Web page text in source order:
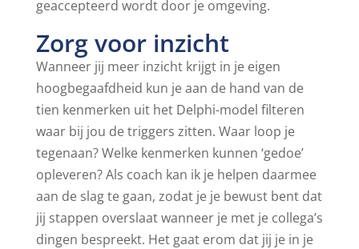
geaccepteerd wordt door je omgeving.
Zorg voor inzicht
Wanneer jij meer inzicht krijgt in je eigen
hoogbegaafdheid kun je aan de hand van de
tien kenmerken uit het Delphi-model filteren
waar bij jou de triggers zitten. Waar loop je
tegenaan? Welke kenmerken kunnen ‘gedoe’
opleveren? Als coach kan ik je helpen daarmee
aan de slag te gaan, zodat je je bewust bent dat
jij stappen overslaat wanneer je met je collega’s
dingen bespreekt. Het gaat erom dat jij je in je